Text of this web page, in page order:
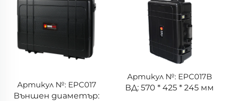
Артикул №: EPC017
Външен диаметър:
Артикул №: EPC017B
ВД: 570 * 425 * 245 мм